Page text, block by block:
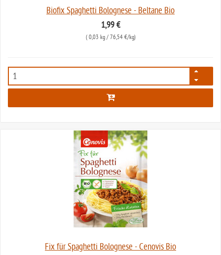
Biofix Spaghetti Bolognese - Beltane Bio
1,99 €
( 0,03 kg/ 76,54 €/kg)
651
Fix für Spaghetti Bolognese - Cenovis Bio